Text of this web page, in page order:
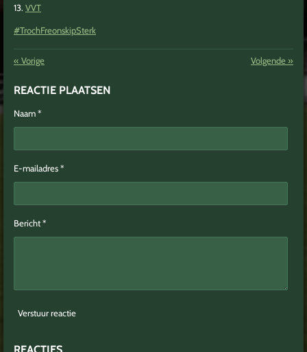
13. VVT
#TrochFreonskipSterk
« Vorige Volgende »
REACTIE PLAATSEN
Naam *
E-mailadres *
Bericht *
Verstuur reactie